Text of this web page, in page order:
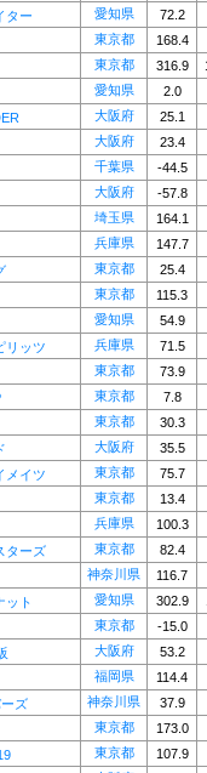
ター 愛知県
72.2
東京都
168.4
東京都 316.9
愛知県
2.0
大阪府
25.1
大阪府
23.4
千葉県
-44.5
大阪府
-57.8
埼玉県
164.1
兵庫県
147.7
東京都
25.4
東京都
115.3
愛知県
54.9
リッツ 兵庫県
71.5
東京都
73.9
東京都
7.8
東京都
30.3
大阪府
35.5
メイツ 東京都
75.7
東京都
13.4
兵庫県
100.3
ターズ 東京都
82.4
神奈川県
116.7
ット 愛知県 302.9
東京都
-15.0
大阪府
53.2
福岡県
114.4
ズ 神奈川県
37.9
東京都
173.0
東京都
107.9